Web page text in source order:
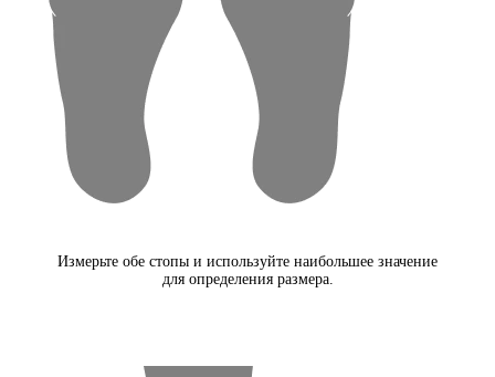
Измерьте обе стопы и используйте наибольшее значение
для определения размера.